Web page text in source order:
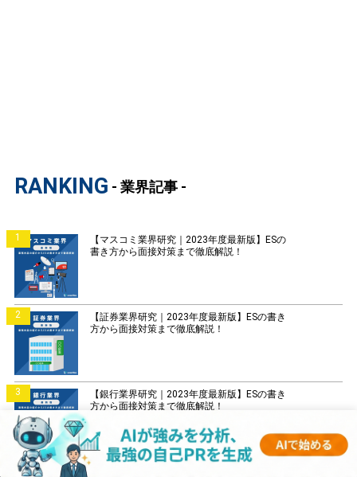
RANKING - 業界記事 -
1
【マスコミ業界研究｜2023年度最新版】ESの
書き方から面接対策まで徹底解説！
2
【証券業界研究｜2023年度最新版】ESの書き
方から面接対策まで徹底解説！
3
【銀行業界研究｜2023年度最新版】ESの書き
方から面接対策まで徹底解説！
4